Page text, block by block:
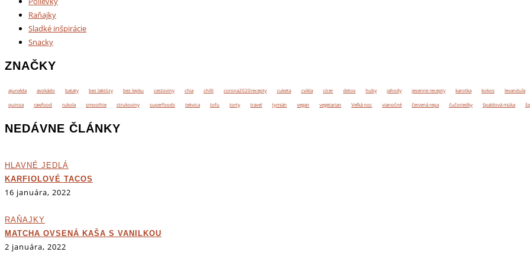
Raňajky
Sladké inšpirácie
Snacky
ZNAČKY
ajurvéda avokádo bataty bez laktózy bez lepku cestoviny chia chilli corona2020recepty cuketa cvikla cícer detox huby jahody jesenne recepty karotka kokos levanduľa
quinoa rawfood rukola smoothie strukoviny superfoods tekvica tofu torty travel tymián vegan vegetarian Veľká noc vianočné červená repa čučoriedky špaldová múka
NEDÁVNE ČLÁNKY
HLAVNÉ JEDLÁ
KARFIOLOVÉ TACOS
16 januára, 2022
RAŇAJKY
MATCHA OVSENÁ KAŠA S VANILKOU
2 januára, 2022